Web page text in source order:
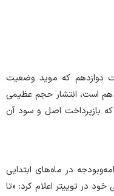
دوازدهم که موید وضعیت
است، انتشار حجم عظیمی
بازپرداخت اصل و سود آن
در ماه‌های ابتدایی
در توییتر اعلام کرد: «تا